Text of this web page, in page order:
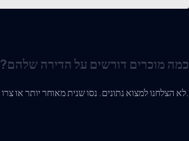
כמה מוכרים דורשים על הדירה שלהם?
לא הצלחנו למצוא נתונים. נסו שנית מאוחר יותר או צרו איתנו קשר.